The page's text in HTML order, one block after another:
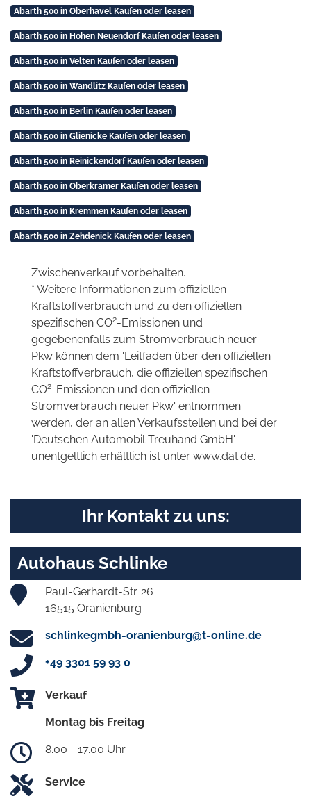
Abarth 500 in Oberhavel Kaufen oder leasen
Abarth 500 in Hohen Neuendorf Kaufen oder leasen
Abarth 500 in Velten Kaufen oder leasen
Abarth 500 in Wandlitz Kaufen oder leasen
Abarth 500 in Berlin Kaufen oder leasen
Abarth 500 in Glienicke Kaufen oder leasen
Abarth 500 in Reinickendorf Kaufen oder leasen
Abarth 500 in Oberkrämer Kaufen oder leasen
Abarth 500 in Kremmen Kaufen oder leasen
Abarth 500 in Zehdenick Kaufen oder leasen
Zwischenverkauf vorbehalten.
* Weitere Informationen zum offiziellen
Kraftstoffverbrauch und zu den offiziellen
spezifischen CO2-Emissionen und
gegebenenfalls zum Stromverbrauch neuer
Pkw können dem 'Leitfaden über den offiziellen
Kraftstoffverbrauch, die offiziellen spezifischen
CO2-Emissionen und den offiziellen
Stromverbrauch neuer Pkw' entnommen
werden, der an allen Verkaufsstellen und bei der
'Deutschen Automobil Treuhand GmbH'
unentgeltlich erhältlich ist unter www.dat.de.
Ihr Kontakt zu uns:
Autohaus Schlinke
Paul-Gerhardt-Str. 26
16515 Oranienburg
schlinkegmbh-oranienburg@t-online.de
+49 3301 59 93 0
Verkauf
Montag bis Freitag
8.00 - 17.00 Uhr
Service